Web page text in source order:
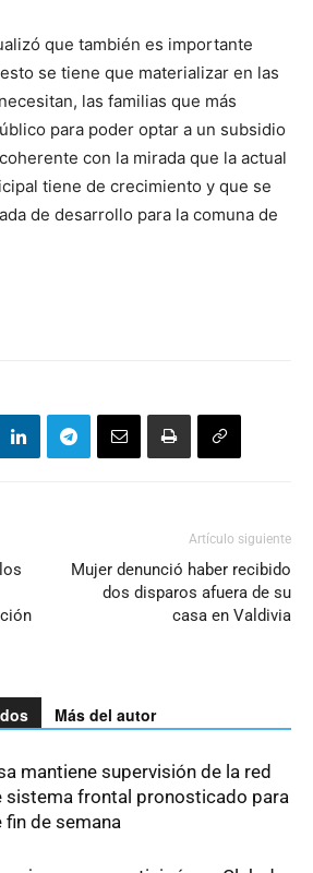
que también es importante
se tiene que materializar en las
las familias que más
para poder optar a un subsidio
con la mirada que la actual
tiene de crecimiento y que se
de desarrollo para la comuna de
Artículo siguiente
Mujer denunció haber recibido
dos disparos afuera de su
casa en Valdivia
Más del autor
mantiene supervisión de la red
sistema frontal pronosticado para
fin de semana